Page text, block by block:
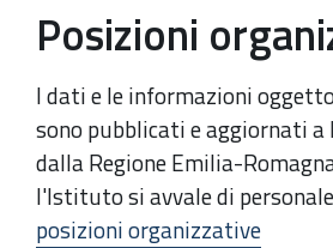
Posizioni
I dati e le informazioni
sono pubblicati e aggiornati
dalla Regione Emilia-
l'Istituto si avvale di
posizioni organizzative